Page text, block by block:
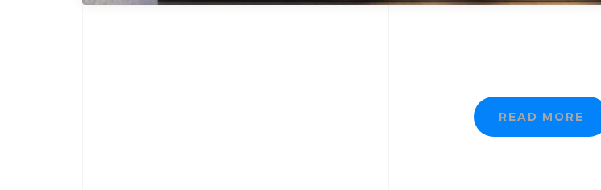
READ MORE